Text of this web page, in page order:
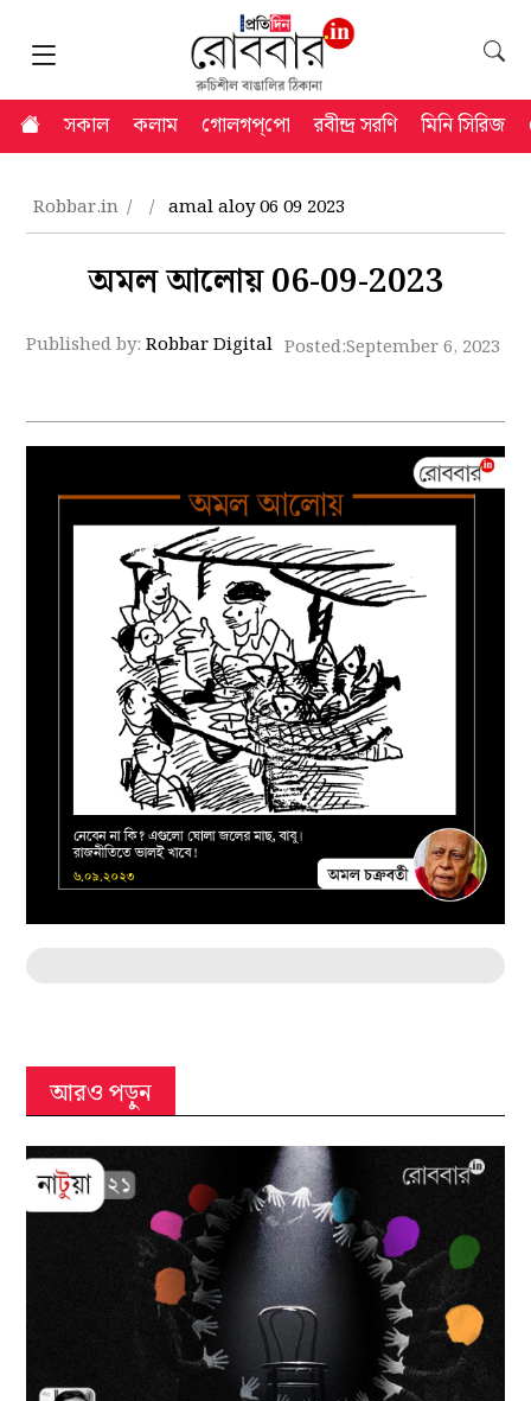
সকাল কলাম গোলগপ্‌পো রবীন্দ্র সরণি মিনি সিরিজ
Robbar.in amal aloy 06 09 2023
অমল আলোয় 06-09-2023
Published by:Robbar Digital Posted:September 6, 2023
আরও পড়ুন